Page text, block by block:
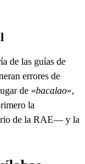
de las guías de
errores de
de «bacalao»,
la
de la RAE— y la